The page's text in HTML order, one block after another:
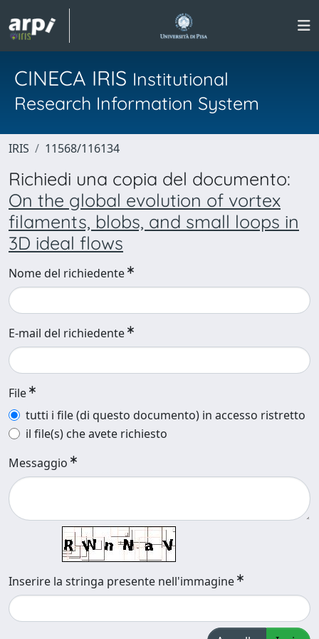
CINECA IRIS Institutional
Research Information System
IRIS 11568/116134
Richiedi una copia del documento:
On the global evolution of vortex
filaments, blobs, and small loops in
3D ideal flows
Nome del richiedente
E-mail del richiedente
File
tutti i file (di questo documento) in accesso ristretto
il file(s) che avete richiesto
Messaggio
Inserire la stringa presente nell'immagine